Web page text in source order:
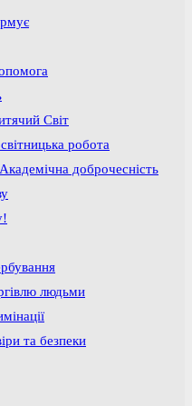
Світ
робота
доброчесність
людьми
та безпеки